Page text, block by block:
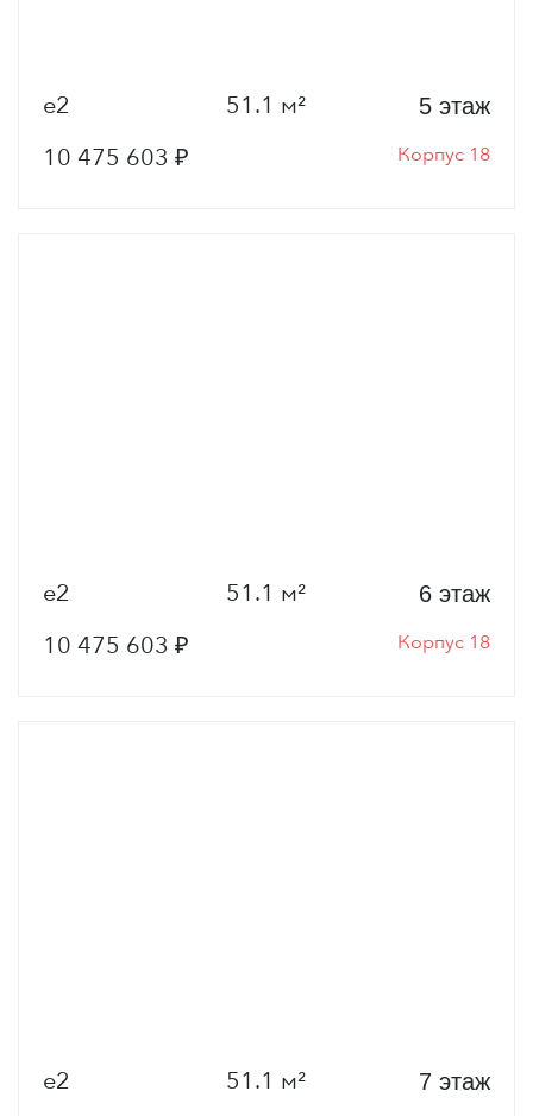
е2 51.1 м²
Корпус 18
5 этаж
10 475 603 ₽
е2 51.1 м²
Корпус 18
6 этаж
10 475 603 ₽
е2 51.1 м² 7 этаж